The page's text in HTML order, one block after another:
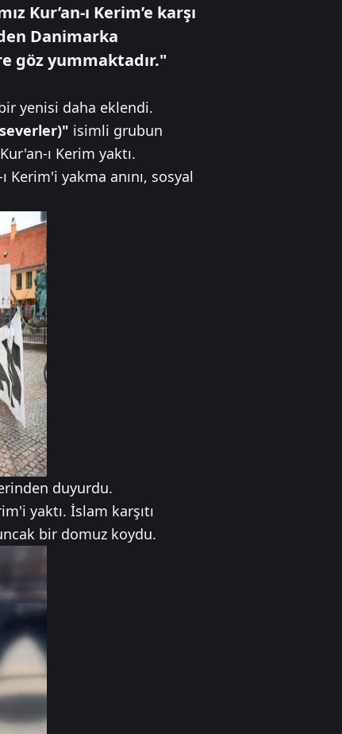
Kur’an-ı Kerim’e karşı
Danimarka
göz yummaktadır."
yenisi daha eklendi.
isimli grubun
ı Kerim yaktı.
yakma anını, sosyal
duyurdu.
yaktı. İslam karşıtı
bir domuz koydu.